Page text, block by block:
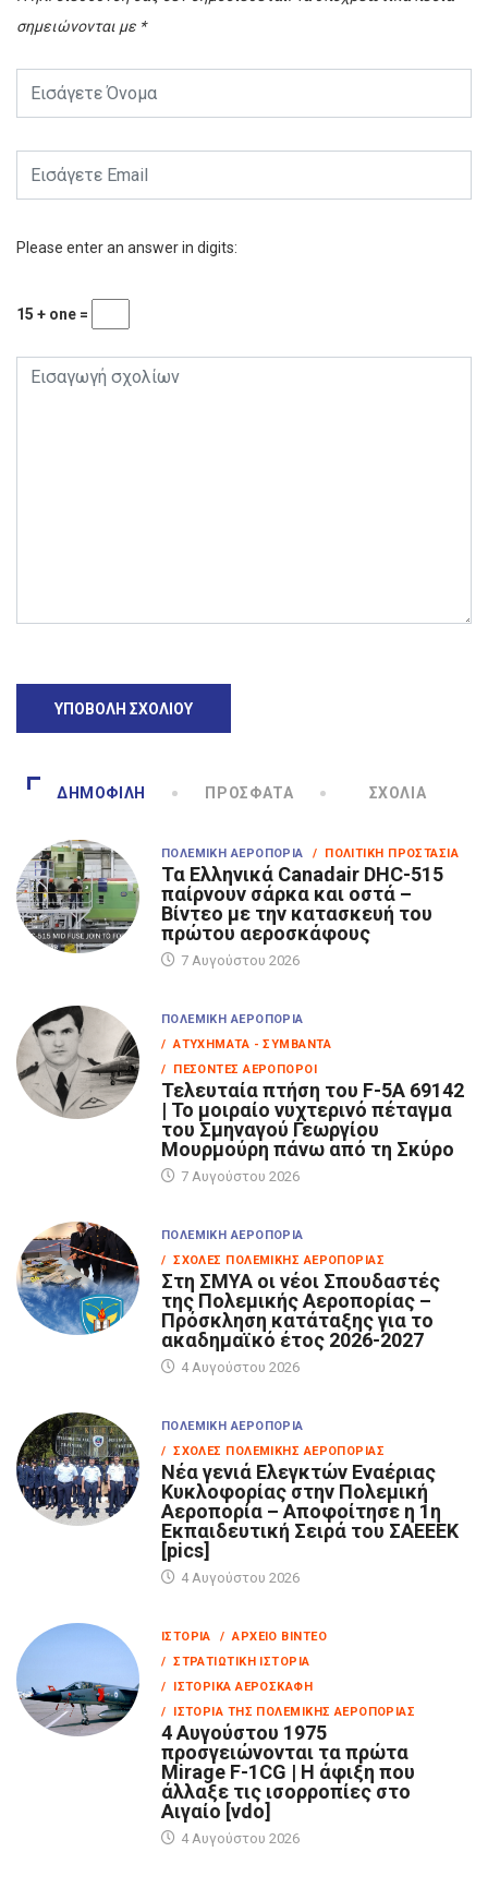
σημειώνονται με *
Please enter an answer in digits:
15 + one =
ΔΗΜΟΦΙΛΉ ΠΡΌΣΦΑΤΑ ΣΧΌΛΙΑ
ΠΟΛΕΜΙΚΉ ΑΕΡΟΠΟΡΊΑ / ΠΟΛΙΤΙΚΉ ΠΡΟΣΤΑΣΊΑ
Τα Eλληνικά Canadair DHC-515
παίρνουν σάρκα και οστά –
Βίντεο με την κατασκευή του
πρώτου αεροσκάφους
7 Αυγούστου 2026
ΠΟΛΕΜΙΚΉ ΑΕΡΟΠΟΡΊΑ
/ ΑΤΥΧΉΜΑΤΑ - ΣΥΜΒΆΝΤΑ
/ ΠΕΣΌΝΤΕΣ ΑΕΡΟΠΌΡΟΙ
Τελευταία πτήση του F-5A 69142
| Το μοιραίο νυχτερινό πέταγμα
του Σμηναγού Γεωργίου
Μουρμούρη πάνω από τη Σκύρο
7 Αυγούστου 2026
ΠΟΛΕΜΙΚΉ ΑΕΡΟΠΟΡΊΑ
/ ΣΧΟΛΈΣ ΠΟΛΕΜΙΚΉΣ ΑΕΡΟΠΟΡΊΑΣ
Στη ΣΜΥΑ οι νέοι Σπουδαστές
της Πολεμικής Αεροπορίας –
Πρόσκληση κατάταξης για το
ακαδημαϊκό έτος 2026-2027
4 Αυγούστου 2026
ΠΟΛΕΜΙΚΉ ΑΕΡΟΠΟΡΊΑ
/ ΣΧΟΛΈΣ ΠΟΛΕΜΙΚΉΣ ΑΕΡΟΠΟΡΊΑΣ
Νέα γενιά Ελεγκτών Εναέριας
Κυκλοφορίας στην Πολεμική
Αεροπορία – Αποφοίτησε η 1η
Εκπαιδευτική Σειρά του ΣΑΕΕΕΚ
[pics]
4 Αυγούστου 2026
ΙΣΤΟΡΊΑ
/ ΑΡΧΕΊΟ ΒΊΝΤΕΟ
/ ΣΤΡΑΤΙΩΤΙΚΉ ΙΣΤΟΡΊΑ
/ ΙΣΤΟΡΙΚΆ ΑΕΡΟΣΚΆΦΗ
/ ΙΣΤΟΡΊΑ ΤΗΣ ΠΟΛΕΜΙΚΉΣ ΑΕΡΟΠΟΡΊΑΣ
4 Αυγούστου 1975
προσγειώνονται τα πρώτα
Mirage F-1CG | Η άφιξη που
άλλαξε τις ισορροπίες στο
Αιγαίο [vdo]
4 Αυγούστου 2026